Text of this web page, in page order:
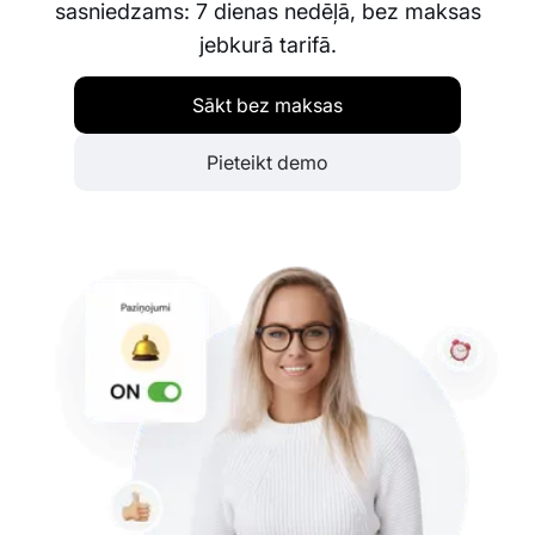
sasniedzams: 7 dienas nedēļā, bez maksas
jebkurā tarifā.
Sākt bez maksas
Pieteikt demo